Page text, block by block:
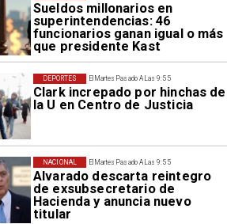
Sueldos millonarios en
superintendencias: 46
funcionarios ganan igual o más
que presidente Kast
El Martes Pasado A Las 9:55
Clark increpado por hinchas de
la U en Centro de Justicia
DEPORTES
El Martes Pasado A Las 9:55
Alvarado descarta reintegro
de exsubsecretario de
Hacienda y anuncia nuevo
titular
NACIONAL